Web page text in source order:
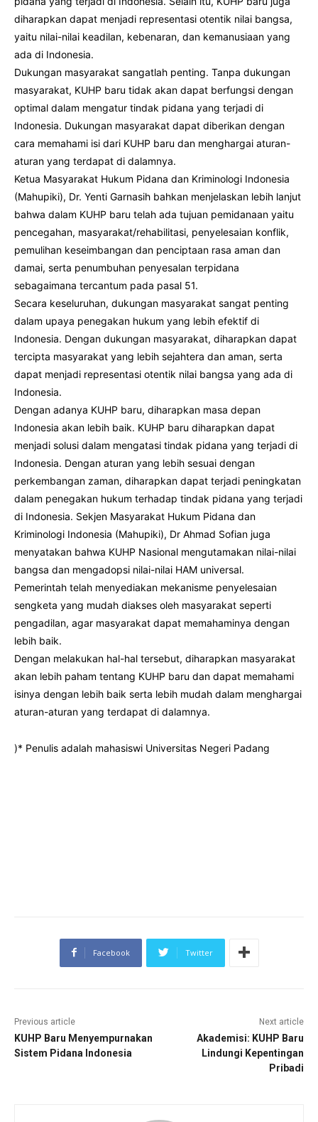
diharapkan dapat menjadi representasi otentik nilai bangsa,
yaitu nilai-nilai keadilan, kebenaran, dan kemanusiaan yang
ada di Indonesia.
Dukungan masyarakat sangatlah penting. Tanpa dukungan
masyarakat, KUHP baru tidak akan dapat berfungsi dengan
optimal dalam mengatur tindak pidana yang terjadi di
Indonesia. Dukungan masyarakat dapat diberikan dengan
cara memahami isi dari KUHP baru dan menghargai aturan-
aturan yang terdapat di dalamnya.
Ketua Masyarakat Hukum Pidana dan Kriminologi Indonesia
(Mahupiki), Dr. Yenti Garnasih bahkan menjelaskan lebih lanjut
bahwa dalam KUHP baru telah ada tujuan pemidanaan yaitu
pencegahan, masyarakat/rehabilitasi, penyelesaian konflik,
pemulihan keseimbangan dan penciptaan rasa aman dan
damai, serta penumbuhan penyesalan terpidana
sebagaimana tercantum pada pasal 51.
Secara keseluruhan, dukungan masyarakat sangat penting
dalam upaya penegakan hukum yang lebih efektif di
Indonesia. Dengan dukungan masyarakat, diharapkan dapat
tercipta masyarakat yang lebih sejahtera dan aman, serta
dapat menjadi representasi otentik nilai bangsa yang ada di
Indonesia.
Dengan adanya KUHP baru, diharapkan masa depan
Indonesia akan lebih baik. KUHP baru diharapkan dapat
menjadi solusi dalam mengatasi tindak pidana yang terjadi di
Indonesia. Dengan aturan yang lebih sesuai dengan
perkembangan zaman, diharapkan dapat terjadi peningkatan
dalam penegakan hukum terhadap tindak pidana yang terjadi
di Indonesia. Sekjen Masyarakat Hukum Pidana dan
Kriminologi Indonesia (Mahupiki), Dr Ahmad Sofian juga
menyatakan bahwa KUHP Nasional mengutamakan nilai-nilai
bangsa dan mengadopsi nilai-nilai HAM universal.
Pemerintah telah menyediakan mekanisme penyelesaian
sengketa yang mudah diakses oleh masyarakat seperti
pengadilan, agar masyarakat dapat memahaminya dengan
lebih baik.
Dengan melakukan hal-hal tersebut, diharapkan masyarakat
akan lebih paham tentang KUHP baru dan dapat memahami
isinya dengan lebih baik serta lebih mudah dalam menghargai
aturan-aturan yang terdapat di dalamnya.
)* Penulis adalah mahasiswi Universitas Negeri Padang
Facebook Twitter
Previous article
KUHP Baru Menyempurnakan
Sistem Pidana Indonesia
Next article
Akademisi: KUHP Baru
Lindungi Kepentingan
Pribadi